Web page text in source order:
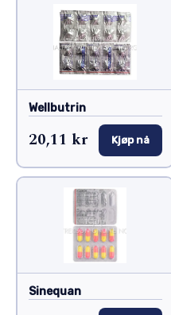
Wellbutrin
20,11 kr Kjøp nå
Sinequan